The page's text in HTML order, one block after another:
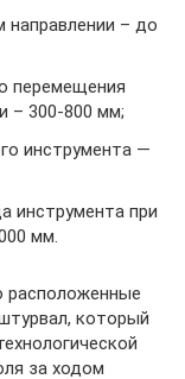
направлении – до
перемещения
– 300-800 мм;
инструмента —
инструмента при
мм.
расположенные
который
за ходом